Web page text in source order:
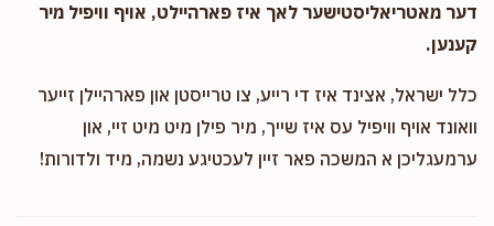
דער מאטריאליסטישער לאך איז פארהיילט, אויף וויפיל מיר
קענען.
כלל ישראל, אצינד איז די רייע, צו טרייסטן און פארהיילן זייער
וואונד אויף וויפיל עס איז שייך, מיר פילן מיט מיט זיי, און
ערמעגליכן א המשכה פאר זיין לעכטיגע נשמה, מיד ולדורות!